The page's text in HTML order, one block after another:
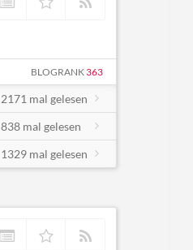
BLOGRANK363
2171 mal gelesen
838 mal gelesen
1329 mal gelesen